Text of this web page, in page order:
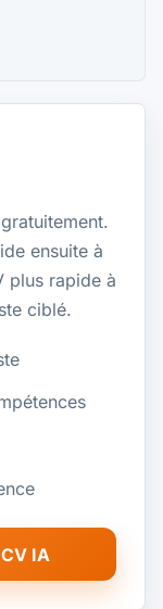
ensuite à
plus rapide à
ciblé.
IA